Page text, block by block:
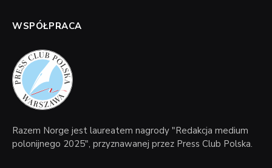
WSPÓŁPRACA
Razem Norge jest laureatem nagrody "Redakcja medium
polonijnego 2025", przyznawanej przez Press Club Polska.